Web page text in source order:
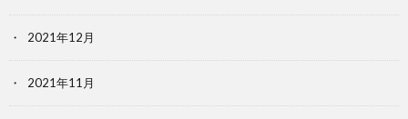
2021年12月
2021年11月